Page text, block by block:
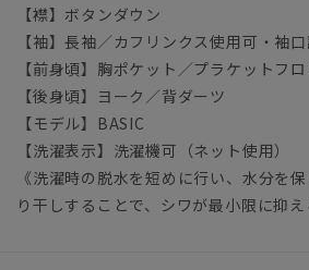
【襟】ボタンダウン
【袖】長袖／カフリンクス使用可・袖
【前身頃】胸ポケット／プラケットフ
【後身頃】ヨーク／背ダーツ
【モデル】BASIC
【洗濯表示】洗濯機可（ネット使用）
《洗濯時の脱水を短めに行い、水分を
り干しすることで、シワが最小限に抑え